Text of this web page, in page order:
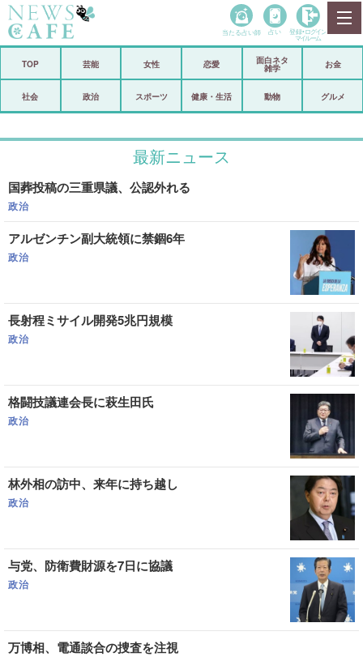
政治
スポーツ
恋愛
コメントポスト アリ／ナシ
登録・ログイン/マイルーム
当たる占い師 占い 登録• ログイン
マイルーム
TOP 芸能 女性 恋愛
面白ネタ
雑学
お金
社会 政治 スポーツ 健康・生活 動物 グルメ
最新ニュース
国葬投稿の三重県議、公認外れる
政治
アルゼンチン副大統領に禁錮6年
政治
長射程ミサイル開発5兆円規模
政治
格闘技議連会長に萩生田氏
政治
林外相の訪中、来年に持ち越し
政治
与党、防衛費財源を7日に協議
政治
万博相、電通談合の捜査を注視